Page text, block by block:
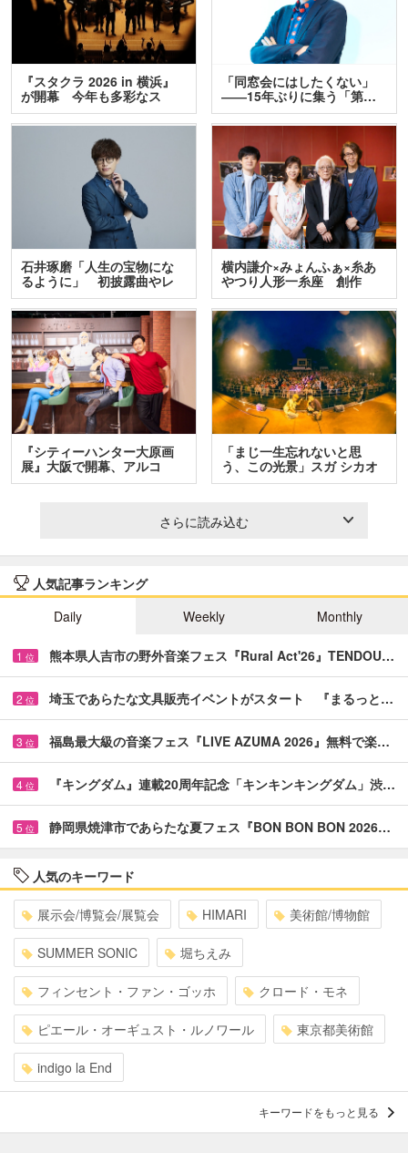
『スタクラ 2026 in 横浜』
が開幕 今年も多彩なス
テ…
「同窓会にはしたくない」
――15年ぶりに集う「第…
石井琢磨「人生の宝物にな
るように」 初披露曲やレ
ア…
横内謙介×みょんふぁ×糸あ
やつり人形一糸座 創作
人…
『シティーハンター大原画
展』大阪で開幕、アルコ
＆…
「まじ一生忘れないと思
う、この光景」スガ シカオ
と…
さらに読み込む
人気記事ランキング
Daily
Weekly Monthly
1 位 熊本県人吉市の野外音楽フェス『Rural Act'26』TENDOU…
2 位 埼玉であらたな文具販売イベントがスタート 『まるっと…
3 位 福島最大級の音楽フェス『LIVE AZUMA 2026』無料で楽…
4 位 『キングダム』連載20周年記念「キンキンキングダム」渋…
5 位 静岡県焼津市であらたな夏フェス『BON BON BON 2026…
人気のキーワード
展示会/博覧会/展覧会 HIMARI 美術館/博物館
SUMMER SONIC 堀ちえみ
フィンセント・ファン・ゴッホ クロード・モネ
ピエール・オーギュスト・ルノワール 東京都美術館
indigo la End
キーワードをもっと見る